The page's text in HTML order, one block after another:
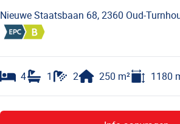
Nieuwe Staatsbaan 68, 2360 Oud-
4 1 2 250 m² 1180